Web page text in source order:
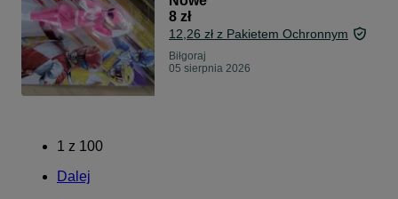
8 zł
12,26 zł z Pakietem Ochronnym
Biłgoraj
05 sierpnia 2026
1 z 100
Dalej